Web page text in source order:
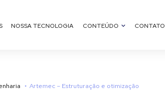
NOSSA TECNOLOGIA CONTEÚDO CONTATO
Artemec – Estruturação e otimização